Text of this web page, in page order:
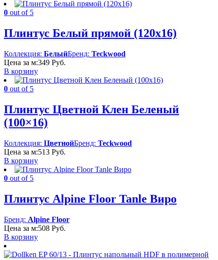
0 out of 5
Плинтус Белый прямой (120х16)
Коллекция: БелыйБренд: Teckwood
Цена за м:349 Руб.
В корзину
0 out of 5
Плинтус Цветной Клен Беленый
(100×16)
Коллекция: ЦветнойБренд: Teckwood
Цена за м:513 Руб.
В корзину
0 out of 5
Плинтус Alpine Floor Tanle Виро
Бренд: Alpine Floor
Цена за м:508 Руб.
В корзину